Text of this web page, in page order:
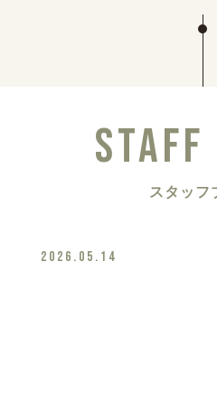
STAFF
スタッフ
2026.05.14